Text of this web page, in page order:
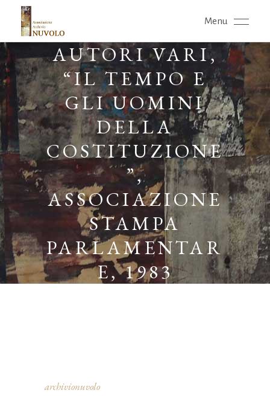
Menu
AUTORI VARI,
“IL TEMPO E
GLI UOMINI
DELLA
COSTITUZIONE
”,
ASSOCIAZIONE
STAMPA
PARLAMENTAR
E, 1983
archivionuvolo